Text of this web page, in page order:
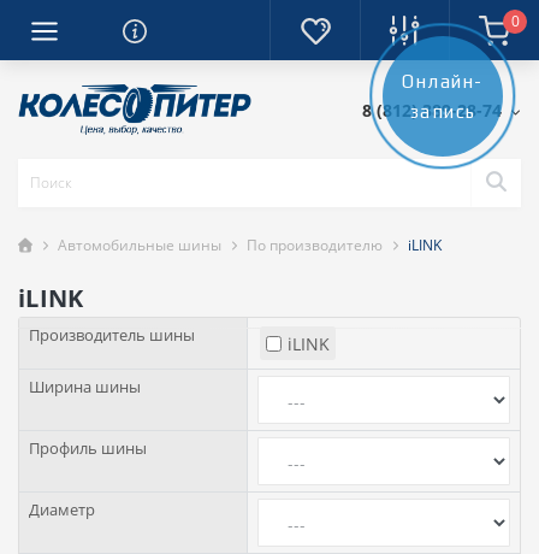
0
8 (812) 389-28-74
Автомобильные шины По производителю iLINK
iLINK
Производитель шины iLINK
Ширина шины
Профиль шины
Диаметр
Онлайн-
запись